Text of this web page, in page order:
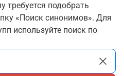
требуется подобрать
«Поиск синонимов». Для
используйте поиск по